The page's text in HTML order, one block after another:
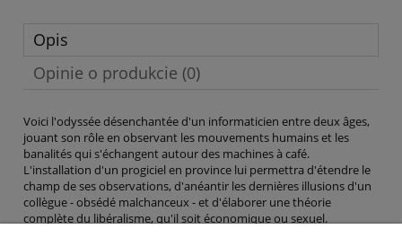
Opis
Opinie o produkcie (0)
Voici l'odyssée désenchantée d'un informaticien entre deux âges,
jouant son rôle en observant les mouvements humains et les
banalités qui s'échangent autour des machines à café.
L'installation d'un progiciel en province lui permettra d'étendre le
champ de ses observations, d'anéantir les dernières illusions d'un
collègue - obsédé malchanceux - et d'élaborer une théorie
complète du libéralisme, qu'il soit économique ou sexuel.